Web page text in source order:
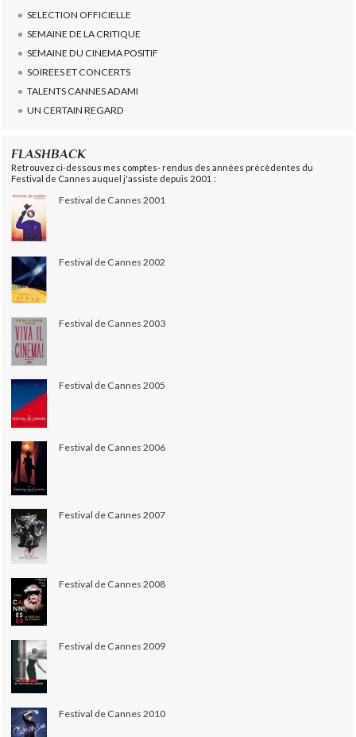
SELECTION OFFICIELLE
SEMAINE DE LA CRITIQUE
SEMAINE DU CINEMA POSITIF
SOIREES ET CONCERTS
TALENTS CANNES ADAMI
UN CERTAIN REGARD
FLASHBACK
Retrouvez ci-dessous mes comptes- rendus des années précèdentes du
Festival de Cannes auquel j'assiste depuis 2001 :
Festival de Cannes 2001
Festival de Cannes 2002
Festival de Cannes 2003
Festival de Cannes 2005
Festival de Cannes 2006
Festival de Cannes 2007
Festival de Cannes 2008
Festival de Cannes 2009
Festival de Cannes 2010